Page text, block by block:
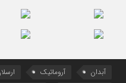
آبدان آروماتیک